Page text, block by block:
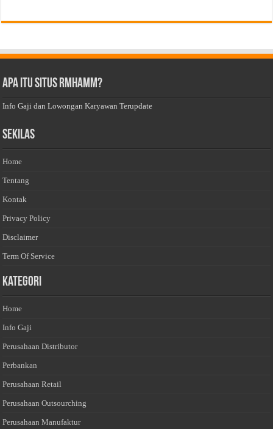
Apa Itu Situs Rmhamm?
Info Gaji dan Lowongan Karyawan Terupdate
Sekilas
Home
Tentang
Kontak
Privacy Policy
Disclaimer
Term Of Service
Kategori
Home
Info Gaji
Perusahaan Distributor
Perbankan
Perusahaan Retail
Perusahaan Outsourching
Perusahaan Manufaktur